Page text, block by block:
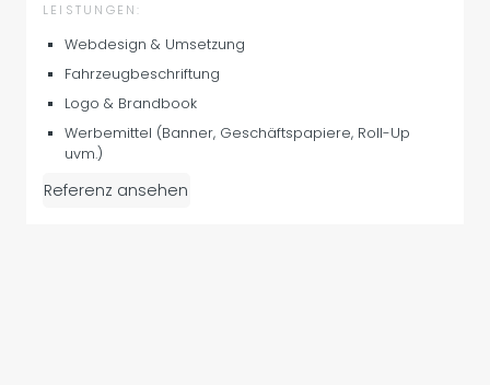
LEISTUNGEN:
Webdesign & Umsetzung
Fahrzeugbeschriftung
Logo & Brandbook
Werbemittel (Banner, Geschäftspapiere, Roll-Up
uvm.)
Referenz ansehen